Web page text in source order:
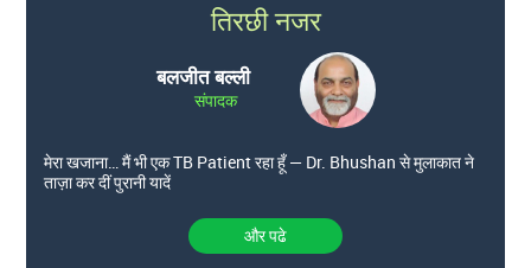
तिरछी नजर
बलजीत बल्ली
संपादक
मेरा खजाना… मैं भी एक TB Patient रहा हूँ — Dr. Bhushan से मुलाकात ने
ताज़ा कर दीं पुरानी यादें
और पढे